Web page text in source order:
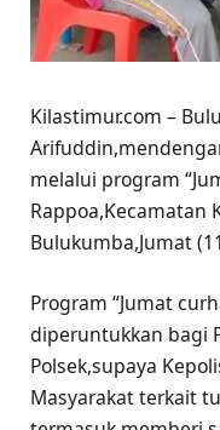
Kilastimur.com –
melalui program
Rappoa,Kecamatan
Bulukumba,Jumat
Program “Jumat
diperuntukkan bagi
Polsek,supaya
Masyarakat terkait